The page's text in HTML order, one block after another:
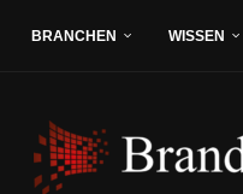
BRANCHEN WISSEN